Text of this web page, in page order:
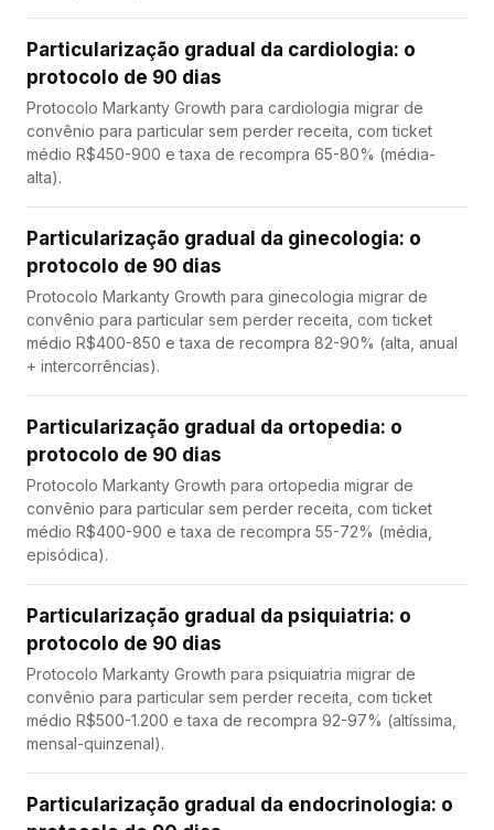
Particularização gradual da cardiologia: o
protocolo de 90 dias
Protocolo Markanty Growth para cardiologia migrar de
convênio para particular sem perder receita, com ticket
médio R$450-900 e taxa de recompra 65-80% (média-
alta).
Particularização gradual da ginecologia: o
protocolo de 90 dias
Protocolo Markanty Growth para ginecologia migrar de
convênio para particular sem perder receita, com ticket
médio R$400-850 e taxa de recompra 82-90% (alta, anual
+ intercorrências).
Particularização gradual da ortopedia: o
protocolo de 90 dias
Protocolo Markanty Growth para ortopedia migrar de
convênio para particular sem perder receita, com ticket
médio R$400-900 e taxa de recompra 55-72% (média,
episódica).
Particularização gradual da psiquiatria: o
protocolo de 90 dias
Protocolo Markanty Growth para psiquiatria migrar de
convênio para particular sem perder receita, com ticket
médio R$500-1.200 e taxa de recompra 92-97% (altíssima,
mensal-quinzenal).
Particularização gradual da endocrinologia: o